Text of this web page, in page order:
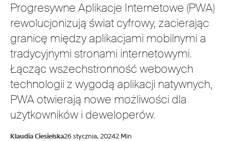
Progresywne Aplikacje Internetowe (PWA)
rewolucjonizują świat cyfrowy, zacierając
granicę między aplikacjami mobilnymi a
tradycyjnymi stronami internetowymi.
Łącząc wszechstronność webowych
technologii z wygodą aplikacji natywnych,
PWA otwierają nowe możliwości dla
użytkowników i deweloperów.
Klaudia Ciesielska26 stycznia, 20242 Min